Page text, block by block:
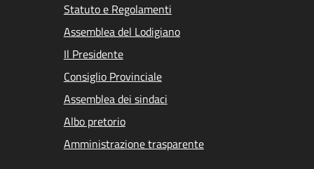
Statuto e Regolamenti
Assemblea del Lodigiano
Il Presidente
Consiglio Provinciale
Assemblea dei sindaci
Albo pretorio
Amministrazione trasparente